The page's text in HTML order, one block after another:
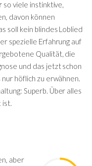
so viele instinktive,
davon können
soll kein blindes Loblied
spezielle Erfahrung auf
Qualität, die
und das jetzt schon
höflich zu erwähnen.
Superb. Über alles
aber